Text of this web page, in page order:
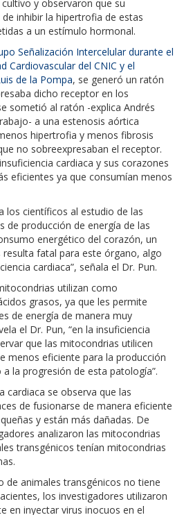
y observaron que su
inhibir la hipertrofia de estas
a un estímulo hormonal.
Señalización Intercelular durante el
Cardiovascular del CNIC y el
de la Pompa, se generó un ratón
dicho receptor en los
sometió al ratón -explica Andrés
a una estenosis aórtica
hipertrofia y menos fibrosis
no sobreexpresaban el receptor.
cardiaca y sus corazones
eficientes ya que consumían menos
los científicos al estudio de las
de producción de energía de las
energético del corazón, un
fatal para este órgano, algo
cardiaca”, señala el Dr. Pun.
utilizan como
grasos, ya que les permite
de energía de manera muy
el Dr. Pun, “en la insuficiencia
que las mitocondrias utilicen
menos eficiente para la producción
la progresión de esta patología”.
cardiaca se observa que las
de fusionarse de manera eficiente
y están más dañadas. De
analizaron las mitocondrias
transgénicos tenían mitocondrias
de animales transgénicos no tiene
los investigadores utilizaron
en inyectar virus inocuos en el